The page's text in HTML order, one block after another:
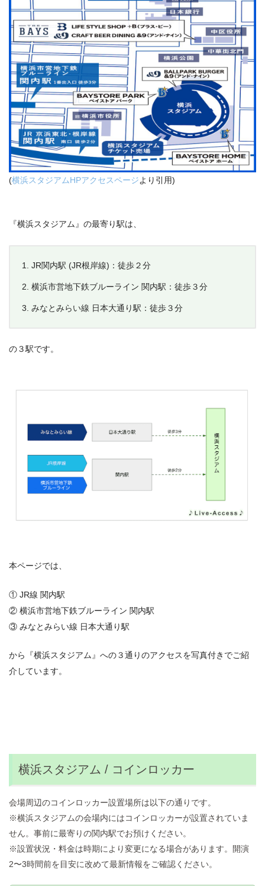
(横浜スタジアムHPアクセスページより引用)
『横浜スタジアム』の最寄り駅は、
JR関内駅 (JR根岸線)：徒歩２分
横浜市営地下鉄ブルーライン 関内駅：徒歩３分
みなとみらい線 日本大通り駅：徒歩３分
の３駅です。
本ページでは、
① JR線 関内駅
② 横浜市営地下鉄ブルーライン 関内駅
③ みなとみらい線 日本大通り駅
から『横浜スタジアム』への３通りのアクセスを写真付きでご紹
介しています。
横浜スタジアム / コインロッカー
会場周辺のコインロッカー設置場所は以下の通りです。
※横浜スタジアムの会場内にはコインロッカーが設置されていま
せん。事前に最寄りの関内駅でお預けください。
※設置状況・料金は時期により変更になる場合があります。開演
2〜3時間前を目安に改めて最新情報をご確認ください。